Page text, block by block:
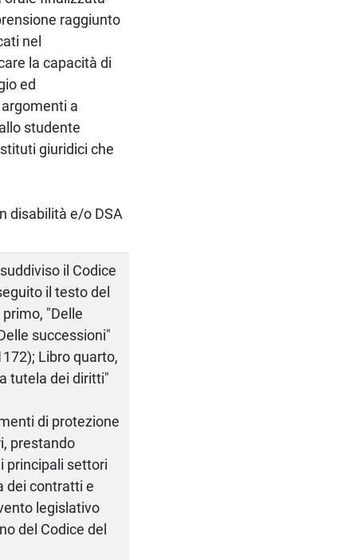
raggiunto
nel
la capacità di
ed
a
studente
giuridici che
disabilità e/o DSA
il Codice
il testo del
"Delle
successioni"
Libro quarto,
tutela dei diritti"
di protezione
prestando
principali settori
dei contratti e
legislativo
del Codice del